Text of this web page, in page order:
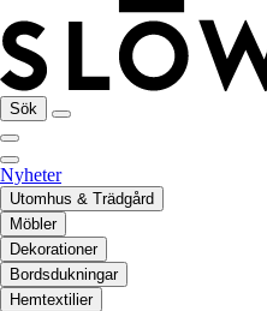
Sök
Nyheter
Utomhus & Trädgård
Möbler
Dekorationer
Bordsdukningar
Hemtextilier